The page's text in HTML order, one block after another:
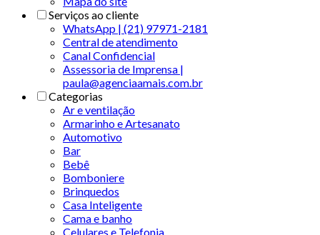
Serviços ao cliente
WhatsApp | (21) 97971-2181
Central de atendimento
Canal Confidencial
Assessoria de Imprensa |
paula@agenciaamais.com.br
Categorias
Ar e ventilação
Armarinho e Artesanato
Automotivo
Bar
Bebê
Bomboniere
Brinquedos
Casa Inteligente
Cama e banho
Celulares e Telefonia